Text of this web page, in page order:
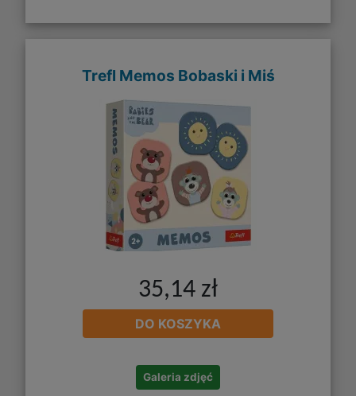
Trefl Memos Bobaski i Miś
35,14 zł
DO KOSZYKA
Galeria zdjęć